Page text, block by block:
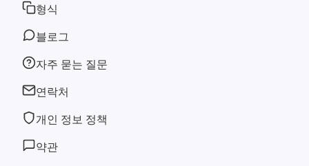
형식
블로그
자주 묻는 질문
연락처
개인 정보 정책
약관